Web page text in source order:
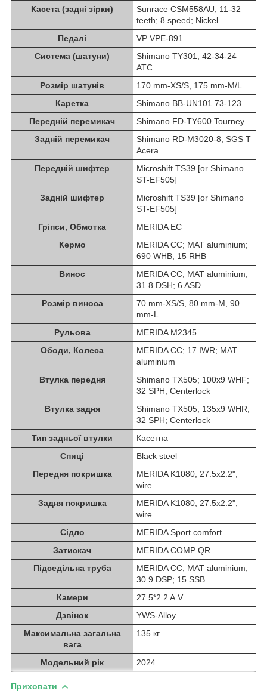
Касета (задні зірки)
Sunrace CSM558AU; 11-32
teeth; 8 speed; Nickel
Педалі
VP VPE-891
Система (шатуни)
Shimano TY301; 42-34-24
ATC
Розмір шатунів
170 mm-XS/S, 175 mm-M/L
Каретка
Shimano BB-UN101 73-123
Передній перемикач
Shimano FD-TY600 Tourney
Задній перемикач
Shimano RD-M3020-8; SGS T
Acera
Передній шифтер
Microshift TS39 [or Shimano
ST-EF505]
Задній шифтер
Microshift TS39 [or Shimano
ST-EF505]
Гріпси, Обмотка
MERIDA EC
Кермо
MERIDA CC; MAT aluminium;
690 WHB; 15 RHB
Винос
MERIDA CC; MAT aluminium;
31.8 DSH; 6 ASD
Розмір виноса
70 mm-XS/S, 80 mm-M, 90
mm-L
Рульова
MERIDA M2345
Ободи, Колеса
MERIDA CC; 17 IWR; MAT
aluminium
Втулка передня
Shimano TX505; 100x9 WHF;
32 SPH; Centerlock
Втулка задня
Shimano TX505; 135x9 WHR;
32 SPH; Centerlock
Тип задньої втулки
Касетна
Спиці
Black steel
Передня покришка
MERIDA K1080; 27.5x2.2";
wire
Задня покришка
MERIDA K1080; 27.5x2.2";
wire
Сідло
MERIDA Sport comfort
Затискач
MERIDA COMP QR
Підседільна труба
MERIDA CC; MAT aluminium;
30.9 DSP; 15 SSB
Камери
27.5*2.2 A.V
Дзвінок
YWS-Alloy
Максимальна загальна
вага
135 кг
Модельний рік 2024
Приховати